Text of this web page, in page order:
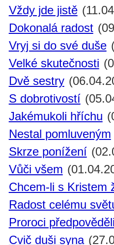
Vždy jde jistě
Dokonalá radost
Vryj si do své duše
Velké skutečnosti
Dvě sestry
S dobrotivostí
Jakémukoli hříchu
Nestal pomluveným
Skrze ponížení
Vůči všem
Chcem-li s Kristem
Radost celému
Proroci předpověděli
Cvič duši syna